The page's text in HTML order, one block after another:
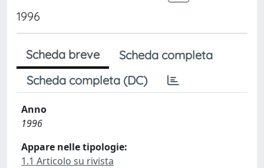
1996
Scheda breve
Scheda completa
Scheda completa (DC)
Anno
1996
Appare nelle tipologie:
1.1 Articolo su rivista